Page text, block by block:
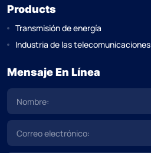
Products
Transmisión de energía
Industria de las telecomunicaciones
Mensaje En Línea